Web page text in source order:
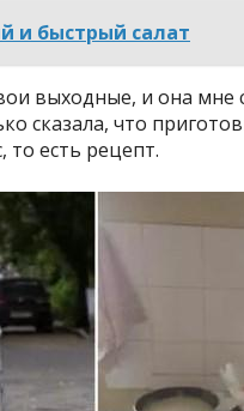
и быстрый салат
выходные, и она мне
сказала, что
то есть рецепт.